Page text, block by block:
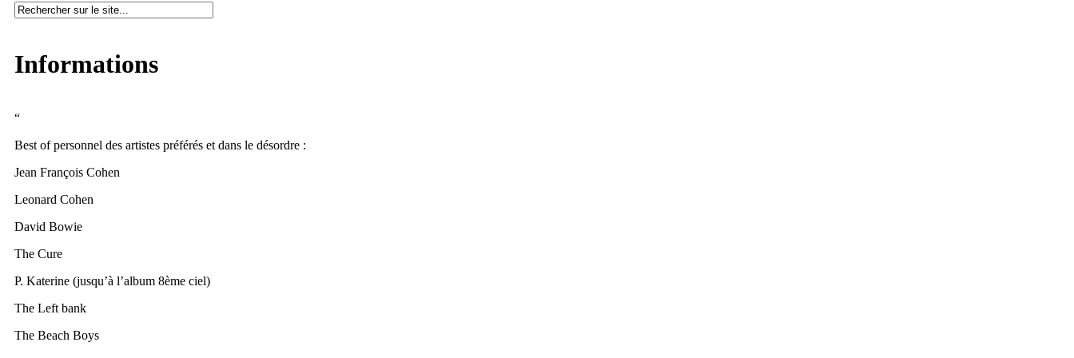
Informations
“
Best of personnel des artistes préférés et dans le désordre :
Jean François Cohen
Leonard Cohen
David Bowie
The Cure
P. Katerine (jusqu’à l’album 8ème ciel)
The Left bank
The Beach Boys